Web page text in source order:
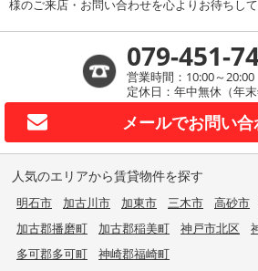
様のご来店・お問い合わせを心よりお待ちして
079-451-
営業時間：10:00～20:00
定休日：年中無休（年末
メールでお問い合
人気のエリアから賃貸物件を探す
明石市 加古川市 加東市 三木市 高砂市
加古郡播磨町
加古郡稲美町 神戸市北区
多可郡多可町
神崎郡福崎町